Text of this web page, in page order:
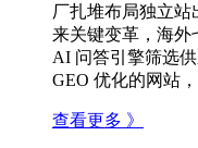
厂扎堆布局独立站
来关键变革，海外
AI 问答引擎筛选
GEO 优化的网站
查看更多 》